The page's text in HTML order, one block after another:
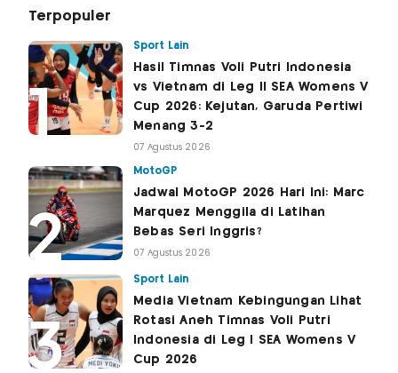
Terpopuler
Sport Lain
Hasil Timnas Voli Putri Indonesia
vs Vietnam di Leg II SEA Womens V
Cup 2026: Kejutan, Garuda Pertiwi
Menang 3-2
07 Agustus 2026
MotoGP
Jadwal MotoGP 2026 Hari Ini: Marc
Marquez Menggila di Latihan
Bebas Seri Inggris?
07 Agustus 2026
Sport Lain
Media Vietnam Kebingungan Lihat
Rotasi Aneh Timnas Voli Putri
Indonesia di Leg I SEA Womens V
Cup 2026